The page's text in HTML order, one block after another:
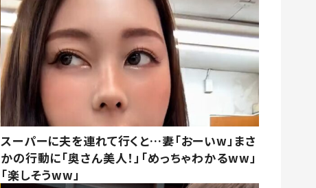
スーパーに夫を連れて行くと…妻「おーいw」まさ
かの行動に「奥さん美人！」「めっちゃわかるww」
「楽しそうww」